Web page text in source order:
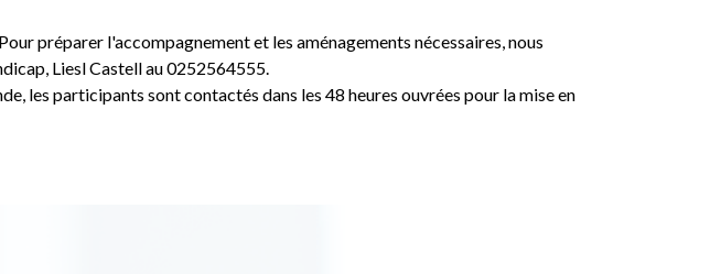
préparer l'accompagnement et les aménagements nécessaires, nous
Liesl Castell au 0252564555.
les participants sont contactés dans les 48 heures ouvrées pour la mise en